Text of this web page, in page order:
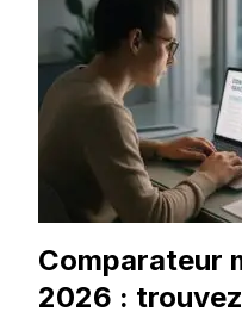
Comparateur
2026 :